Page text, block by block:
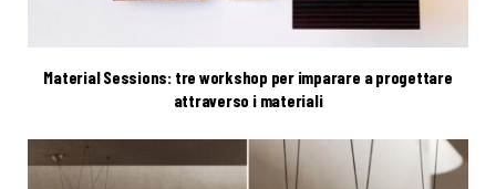
Material Sessions: tre workshop per imparare a progettare
attraverso i materiali